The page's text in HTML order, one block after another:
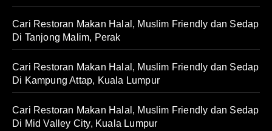
Cari Restoran Makan Halal, Muslim Friendly dan Sedap
Di Tanjong Malim, Perak
Cari Restoran Makan Halal, Muslim Friendly dan Sedap
Di Kampung Attap, Kuala Lumpur
Cari Restoran Makan Halal, Muslim Friendly dan Sedap
Di Mid Valley City, Kuala Lumpur